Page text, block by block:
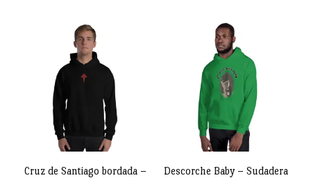
tiene
múltiples
variantes.
Las
opciones
se
pueden
Cruz de Santiago bordada –
Descorche Baby – Sudadera